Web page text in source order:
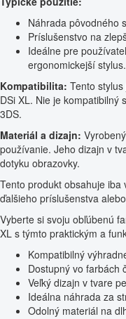
Náhrada pôvodného
Príslušenstvo na
Ideálne pre
ergonomickejší stylus.
Kompatibilita: Tento
DSi XL. Nie je kompatibilný
3DS.
Materiál a dizajn:
používanie. Jeho dizajn v
dotyku obrazovky.
Tento produkt obsahuje
ďalšieho príslušenstva
Vyberte si svoju obľúbenú
XL s týmto praktickým a
Kompatibilný
Dostupný vo farbách
Veľký dizajn v tvare
Ideálna náhrada za
Odolný materiál na